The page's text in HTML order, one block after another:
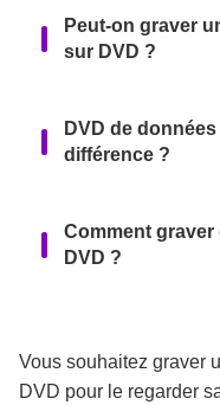
Peut-on graver
sur DVD ?
DVD de
différence ?
Comment
DVD ?
Vidéo ?
Vous souhaitez graver
DVD pour le regarder